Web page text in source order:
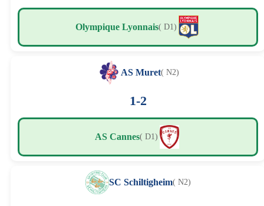
Olympique Lyonnais( D1)
AS Muret( N2)
1-2
AS Cannes( D1)
SC Schiltigheim( N2)